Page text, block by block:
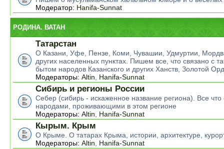
Модератор: Hanifa-Sunnat
РОДИНА. ВАТАН
Татарстан
О Казани, Уфе, Пензе, Коми, Чувашии, Удмуртии,
других населенных пунктах. Пишем все, что связано с
бытом народов Казанского и других Ханств, Золотой
Модераторы: Altin Hanifa-Sunnat
Сибирь и регионы России
Себер (сибирь - искаженное название региона). Все что
народами, проживающими в этом регионе
Модераторы: Altin Hanifa-Sunnat
Кырым. Крым
О Крыме. О татарах Крыма, истории, архитектуре,
Модераторы: Altin Hanifa-Sunnat